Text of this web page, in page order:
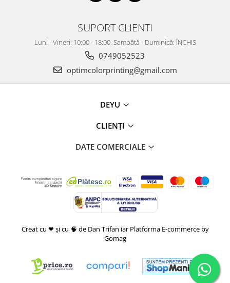
SUPORT CLIENTI
Luni - Vineri: 10:00 - 18:00, Sambătă - Duminică: ÎNCHIS
0749052523
optimcolorprinting@gmail.com
DEYU
CLIENȚI
DATE COMERCIALE
Creat cu ❤ și cu 🧠 de Dan Trifan iar Platforma E-commerce by
Gomag